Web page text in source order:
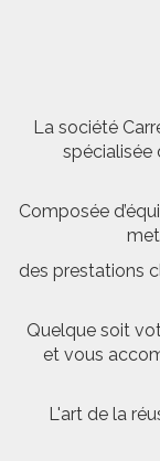
La société
spécialisée
Composée
des prestations
Quelque soit
et vous
L'art de la